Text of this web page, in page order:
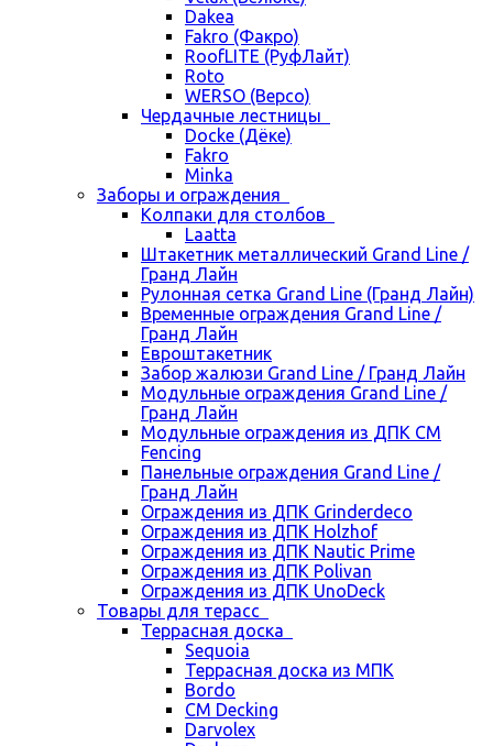
Dakea
Fakro (Факро)
RoofLITE (РуфЛайт)
Roto
WERSO (Версо)
Чердачные лестницы
Docke (Дёке)
Fakro
Minka
Заборы и ограждения
Колпаки для столбов
Laatta
Штакетник металлический Grand Line /
Гранд Лайн
Рулонная сетка Grand Line (Гранд Лайн)
Временные ограждения Grand Line /
Гранд Лайн
Евроштакетник
Забор жалюзи Grand Line / Гранд Лайн
Модульные ограждения Grand Line /
Гранд Лайн
Модульные ограждения из ДПК CM
Fencing
Панельные ограждения Grand Line /
Гранд Лайн
Ограждения из ДПК Grinderdeco
Ограждения из ДПК Holzhof
Ограждения из ДПК Nautic Prime
Ограждения из ДПК Polivan
Ограждения из ДПК UnoDeck
Товары для терасс
Террасная доска
Sequoia
Террасная доска из МПК
Bordo
CM Decking
Darvolex